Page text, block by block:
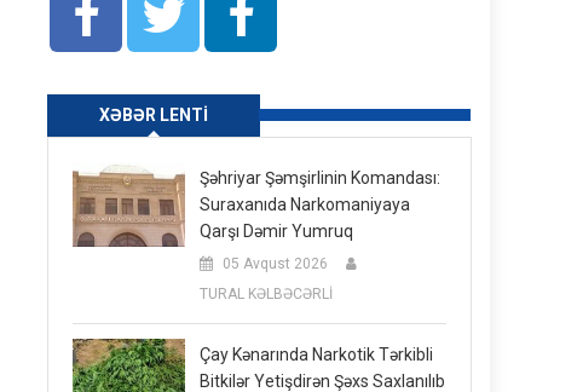
XƏBƏR LENTI
Şəhriyar Şəmşirlinin Komandası:
Suraxanıda Narkomaniyaya
Qarşı Dəmir Yumruq
05 Avqust 2026
TURAL KƏLBƏCƏRLİ
Çay Kənarında Narkotik Tərkibli
Bitkilər Yetişdirən Şəxs Saxlanılıb